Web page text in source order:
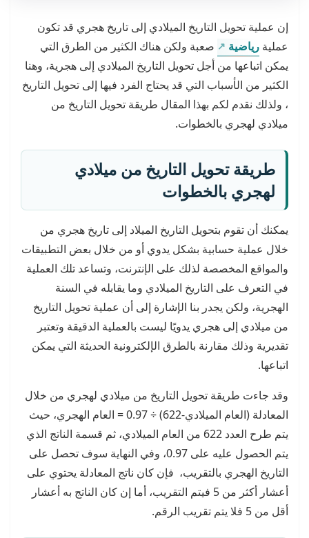
إن عملية تحويل التاريخ الميلادي إلى تاريخ هجري قد تكون
عملية رياضية
صعبة ولكن هناك الكثير من الطرق التي
يمكن اتباعها من أجل تحويل التاريخ الميلادي إلى هجرية، وهنا
الكثير من الأسباب التي قد يحتاج الفرد فيها إلى تحويل التاريخ
، ولذلك نقدم لكم بهذا المقال طريقة تحويل التاريخ من
ميلادي لهجري بالخطوات.
طريقة تحويل التاريخ من ميلادي
لهجري بالخطوات
يمكنك أن تقوم بتحويل التاريخ الميلاد إلى تاريخ هجري من
خلال عملية حسابية بشكل يدوي أو من خلال بعض التطبيقات
والمواقع المخصصة لذلك على الإنترنت، وتساعد تلك العملية
في التعرف على التاريخ الميلادي وما يقابله في السنة
الهجرية، ولكن يجدر بنا الإشارة إلى أن عملية تحويل التاريخ
من ميلادي إلى هجري يدويًا ليست بالعملية الدقيقة وتعتبر
تقديرية وذلك مقارنة بالطرق الإلكترونية الحديثة التي يمكن
اتباعها.
وقد جاءت طريقة تحويل التاريخ من ميلادي لهجري من خلال
المعادلة (العام الميلادي-622) ÷ 0.97 = العام الهجري، حيث
يتم طرح العدد 622 من العام الميلادي، ثم قسمة الناتج الذي
يتم الحصول عليه على 0.97، وفي النهاية سوف تحصل على
التاريخ الهجري بالتقريب، فإن كان ناتج المعادلة يحتوي على
أعشار أكثر من 5 فيتم التقريب، أما إن كان الناتج به أعشار
أقل من 5 فلا يتم تقريب الرقم.